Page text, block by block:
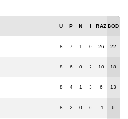
U P N I RAZ BOD
8 7 1 0 26 22
8 6 0 2 10 18
8 4 1 3 6 13
8 2 0 6 -1 6